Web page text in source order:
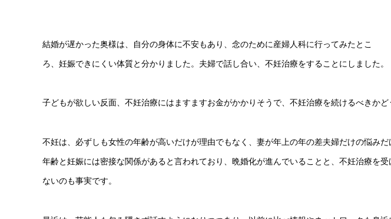
結婚が遅かった奥様は、自分の身体に不安もあり、念のために産婦人科に行ってみたとこ
ろ、妊娠できにくい体質と分かりました。夫婦で話し合い、不妊治療をすることにしました。
子どもが欲しい反面、不妊治療にはますますお金がかかりそうで、不妊治療を続けるべきかど
不妊は、必ずしも女性の年齢が高いだけが理由でもなく、妻が年上の年の差夫婦だけの悩み
年齢と妊娠には密接な関係があると言われており、晩婚化が進んでいることと、不妊治療を
ないのも事実です。